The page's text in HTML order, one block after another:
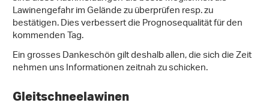
Lawinengefahr im Gelände zu überprüfen resp. zu
bestätigen. Dies verbessert die Prognosequalität für den
kommenden Tag.
Ein grosses Dankeschön gilt deshalb allen, die sich die Zeit
nehmen uns Informationen zeitnah zu schicken.
Gleitschneelawinen